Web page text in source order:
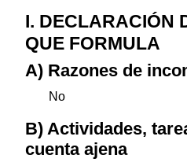
I. DECLARACIÓN
QUE FORMULA
A) Razones de
No
B) Actividades,
cuenta ajena